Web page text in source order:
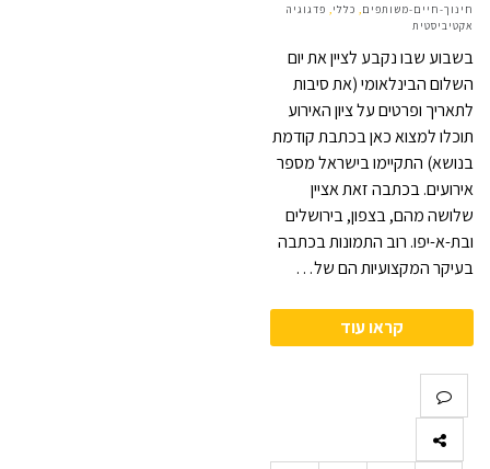
חינוך-חיים-משותפים, כללי, פדגוגיה
אקטיביסטית
בשבוע שבו נקבע לציין את יום
השלום הבינלאומי (את סיבות
לתאריך ופרטים על ציון האירוע
תוכלו למצוא כאן בכתבת קודמת
בנושא) התקיימו בישראל מספר
אירועים. בכתבה זאת אציין
שלושה מהם, בצפון, בירושלים
ובת-א-יפו. רוב התמונות בכתבה
בעיקר המקצועיות הם של…
קראו עוד